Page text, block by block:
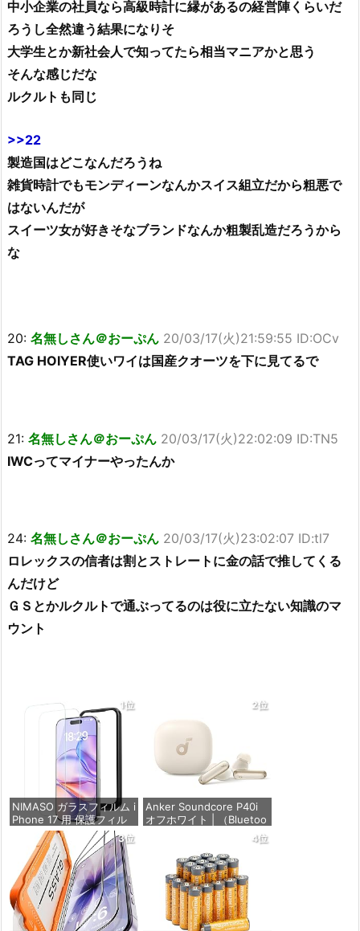
中小企業の社員なら高級時計に縁があるの経営陣くらいだ
ろうし全然違う結果になりそ
大学生とか新社会人で知ってたら相当マニアかと思う
そんな感じだな
ルクルトも同じ
>>22
製造国はどこなんだろうね
雑貨時計でもモンディーンなんかスイス組立だから粗悪で
はないんだが
スイーツ女が好きそなブランドなんか粗製乱造だろうから
な
20: 名無しさん＠おーぷん 20/03/17(火)21:59:55 ID:OCv
TAG HOIYER使いワイは国産クオーツを下に見てるで
21: 名無しさん＠おーぷん 20/03/17(火)22:02:09 ID:TN5
IWCってマイナーやったんか
24: 名無しさん＠おーぷん 20/03/17(火)23:02:07 ID:tl7
ロレックスの信者は割とストレートに金の話で推してくる
んだけど
ＧＳとかルクルトで通ぶってるのは役に立たない知識のマ
ウント
1位
NIMASO ガラスフィルム i
Phone 17 用 保護フィル
ム 強化ガラス 耐衝撃 高
透過率 指紋防止 貼りやす
い ガイド枠付き | いPhon
e17 (6.3インチ) 対応 2枚
セット DSP25F1698
価格：¥1,357
2位
Anker Soundcore P40i
オフホワイト | （Bluetoo
th 5.3） 【完全ワイヤレ
スイヤホン/ウルトラノイ
ズキャンセリング 2.0 / マ
ルチポイント接続 / 最大6
0時間再生 / PSE技術基準
適合】
価格：¥7,990
3位 4位